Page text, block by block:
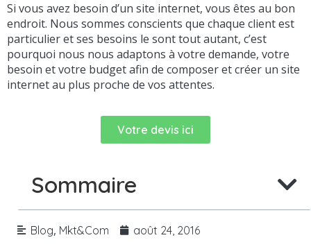
Si vous avez besoin d’un site internet, vous êtes au bon
endroit. Nous sommes conscients que chaque client est
particulier et ses besoins le sont tout autant, c’est
pourquoi nous nous adaptons à votre demande, votre
besoin et votre budget afin de composer et créer un site
internet au plus proche de vos attentes.
Votre devis ici
Sommaire
Blog, Mkt&Com août 24, 2016